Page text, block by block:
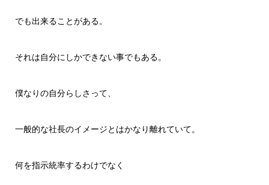
でも出来ることがある。
それは自分にしかできない事でもある。
僕なりの自分らしさって、
一般的な社長のイメージとはかなり離れていて。
何を指示統率するわけでなく